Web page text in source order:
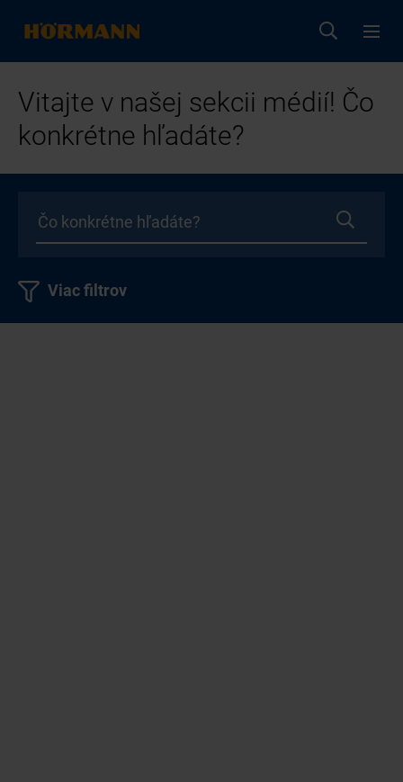
Vitajte v našej sekcii médií! Čo
konkrétne hľadáte?
Viac filtrov